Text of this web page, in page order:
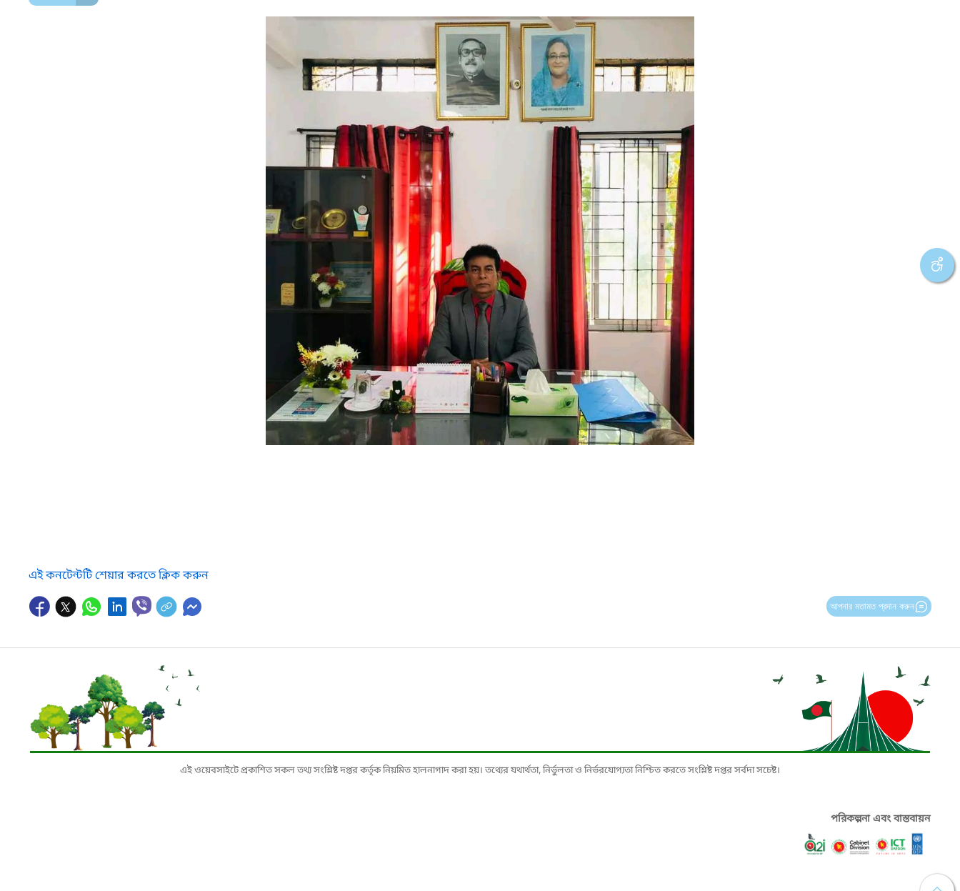
এই কনটেন্টটি শেয়ার করতে ক্লিক করুন
আপনার মতামত প্রদান করুন
এই ওয়েবসাইটে প্রকাশিত সকল তথ্য সংশ্লিষ্ট দপ্তর কর্তৃক নিয়মিত হালনাগাদ করা হয়। তথ্যের যথার্থতা, নির্ভুলতা ও নির্ভরযোগ্যতা নিশ্চিত করতে সংশ্লিষ্ট দপ্তর সর্বদা সচেষ্ট।
পরিকল্পনা এবং বাস্তবায়ন